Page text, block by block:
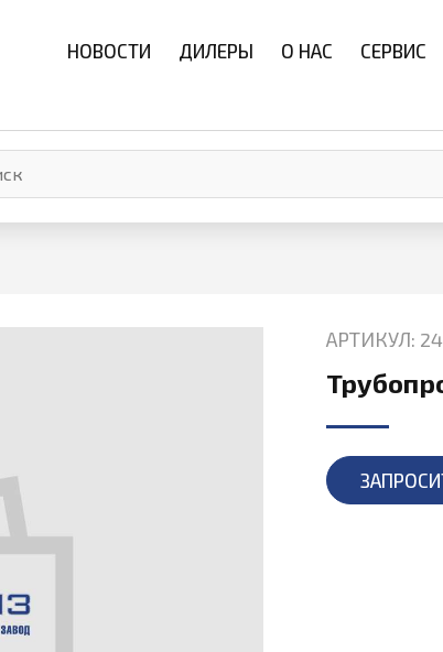
НОВОСТИ ДИЛЕРЫ О НАС СЕРВИС
АРТИКУЛ: